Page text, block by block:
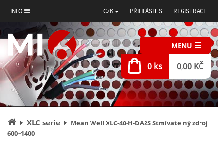
INFO CZK PŘIHLÁSIT SE REGISTRACE
MENU
0 ks 0,00 KČ
Úvodní
stránka
XLC serie
Mean Well XLC-40-H-DA2S Stmívatelný zdroj
600~1400